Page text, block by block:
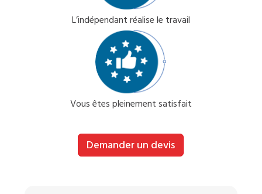
L’indépendant réalise le travail
Vous êtes pleinement satisfait
Demander un devis